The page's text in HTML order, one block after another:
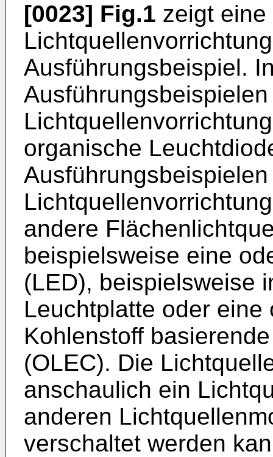
[0023] Fig.1 zeigt
Ausführungsbeispiel.
organische
andere
beispielsweise eine
(LED), beispielsweise
Leuchtplatte oder eine
Kohlenstoff
(OLEC). Die
anschaulich ein
anderen
verschaltet werden